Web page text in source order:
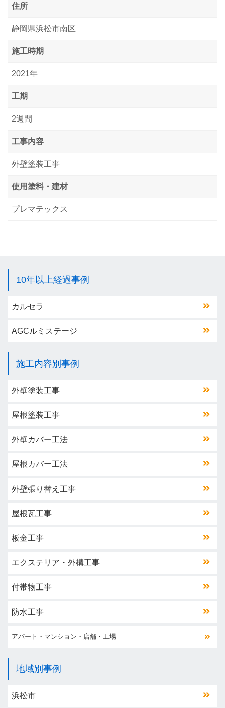
住所
静岡県浜松市南区
施工時期
2021年
工期
2週間
工事内容
外壁塗装工事
使用塗料・建材
プレマテックス
10年以上経過事例
カルセラ
AGCルミステージ
施工内容別事例
外壁塗装工事
屋根塗装工事
外壁カバー工法
屋根カバー工法
外壁張り替え工事
屋根瓦工事
板金工事
エクステリア・外構工事
付帯物工事
防水工事
アパート・マンション・店舗・工場
地域別事例
浜松市